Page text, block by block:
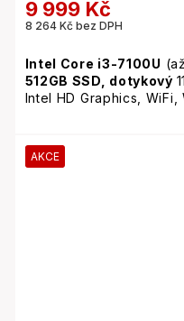
8 264 Kč bez DPH
9 999 Kč
Intel Core i3-7100U
512GB SSD, dotykový
Intel HD Graphics, WiFi,
Tento model
AKCE